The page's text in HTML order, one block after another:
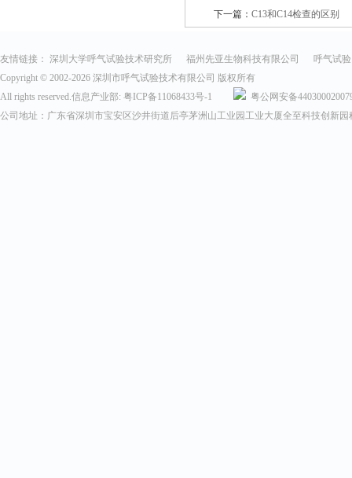
下一篇： C13和C14检查的区别
友情链接： 深圳大学呼气试验技术研究所 福州先亚生物科技有限公司
呼气试
Copyright © 2002-2026 深圳市呼气试验技术有限公司 版权所有
All rights reserved.信息产业部: 粤ICP备11068433号-1
粤公网安备
公司地址：广东省深圳市宝安区沙井街道后亭茅洲山工业园工业大厦全至科技创新园